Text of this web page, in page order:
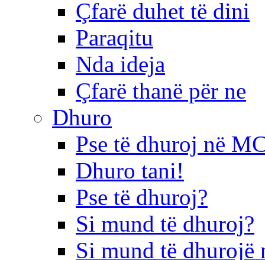
Çfarë duhet të dini
Paraqitu
Nda ideja
Çfarë thanë për ne
Dhuro
Pse të dhuroj në
Dhuro tani!
Pse të dhuroj?
Si mund të dhuroj?
Si mund të dhurojë